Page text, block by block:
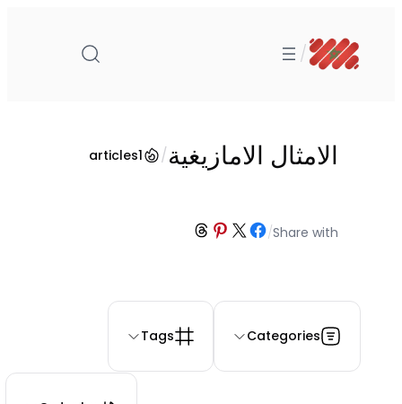
المحتوى
/
الامثال الامازيغية/
1
articles
Share with
/
Share on Facebook
Share on X
Share on Pinterest
Share on Threads
Categories
Tags